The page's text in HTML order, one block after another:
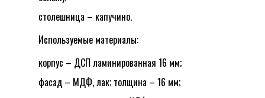
столешница – капучино.
Используемые материалы:
корпус – ДСП ламинированная 16 мм;
фасад – МДФ, лак; толщина – 16 мм;
Сохранить моё имя, email и адрес сайта в этом
браузере для последующих моих комментариев.